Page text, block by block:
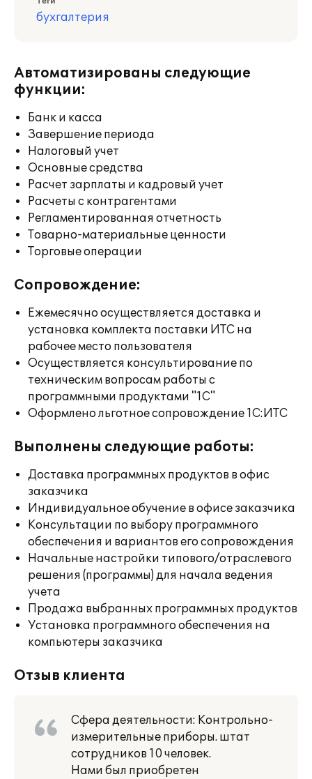
бухгалтерия
Автоматизированы следующие
функции:
Банк и касса
Завершение периода
Налоговый учет
Основные средства
Расчет зарплаты и кадровый учет
Расчеты с контрагентами
Регламентированная отчетность
Товарно-материальные ценности
Торговые операции
Сопровождение:
Ежемесячно осуществляется доставка и
установка комплекта поставки ИТС на
рабочее место пользователя
Осуществляется консультирование по
техническим вопросам работы с
программными продуктами "1С"
Оформлено льготное сопровождение 1С:ИТС
Выполнены следующие работы:
Доставка программных продуктов в офис
заказчика
Индивидуальное обучение в офисе заказчика
Консультации по выбору программного
обеспечения и вариантов его сопровождения
Начальные настройки типового/отраслевого
решения (программы) для начала ведения
учета
Продажа выбранных программных продуктов
Установка программного обеспечения на
компьютеры заказчика
Отзыв клиента
Сфера деятельности: Контрольно-
измерительные приборы. штат
сотрудников 10 человек.
Нами был приобретен